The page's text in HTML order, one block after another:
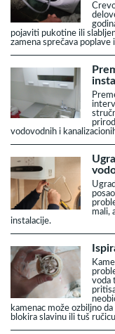
pojaviti pukotine ili
zamena sprečava poplave
vodovodnih i
mali,
instalacije.
voda
kamenac može ozbiljno
blokira slavinu ili tuš